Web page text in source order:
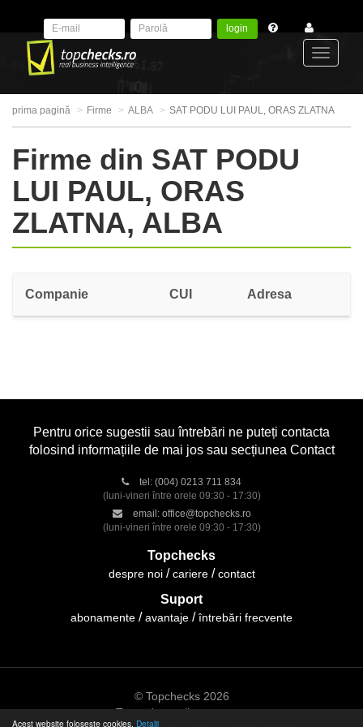
Acest website folosește cookies. Detalii
login
prima pagină Firme ALBA SAT PODU LUI PAUL, ORAS ZLATNA
Firme din SAT PODU
LUI PAUL, ORAS
ZLATNA, ALBA
Companie CUI Adresa
Pentru orice sugestii sau întrebări ne puteți contacta
folosind informațiile de mai jos sau secțiunea Contact
tel: (004) 0213 711 834
(luni-vineri între orele 09:30 - 17:30)
email: office@topchecks.ro
(luni-vineri între orele 09:30 - 17:30)
Topchecks
despre noi cariere contact
Suport
abonamente avantaje întrebări frecvente
© Topchecks 2026
Toate drepturile rezervate